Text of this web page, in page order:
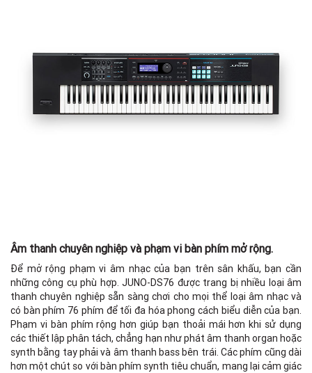
Âm thanh chuyên nghiệp và phạm vi bàn phím mở rộng.
Để mở rộng phạm vi âm nhạc của bạn trên sân khấu, bạn cần
những công cụ phù hợp. JUNO-DS76 được trang bị nhiều loại âm
thanh chuyên nghiệp sẵn sàng chơi cho mọi thể loại âm nhạc và
có bàn phím 76 phím để tối đa hóa phong cách biểu diễn của bạn.
Phạm vi bàn phím rộng hơn giúp bạn thoải mái hơn khi sử dụng
các thiết lập phân tách, chẳng hạn như phát âm thanh organ hoặc
synth bằng tay phải và âm thanh bass bên trái. Các phím cũng dài
hơn một chút so với bàn phím synth tiêu chuẩn, mang lại cảm giác